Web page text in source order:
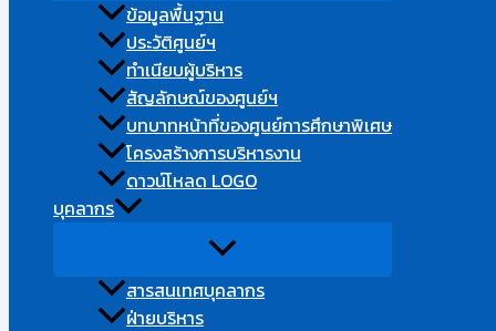
ข้อมูลพื้นฐาน
ประวัติศูนย์ฯ
ทำเนียบผู้บริหาร
สัญลักษณ์ของศูนย์ฯ
บทบาทหน้าที่ของศูนย์การศึกษาพิเศษ
โครงสร้างการบริหารงาน​
ดาวน์โหลด LOGO
บุคลากร
สารสนเทศบุคลากร
ฝ่ายบริหาร